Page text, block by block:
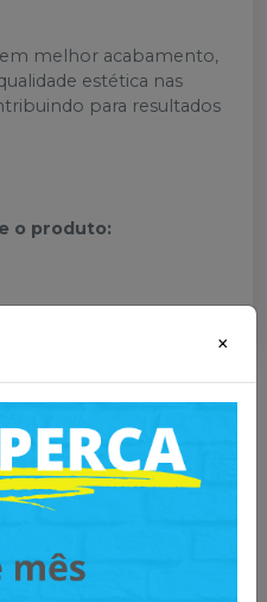
melhor acabamento,
estética nas
para resultados
o produto:
pode gostar
×